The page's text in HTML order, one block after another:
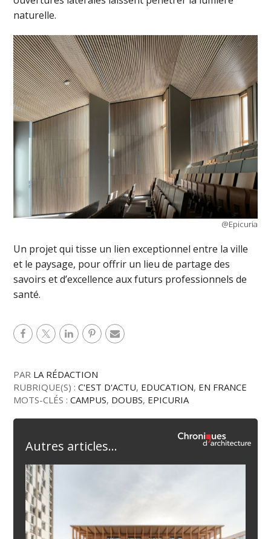
naturelle.
@Epicuria
Un projet qui tisse un lien excep­tion­nel entre la ville
et le paysage, pour offrir un lieu de partage des
savoirs et d’excellence aux futurs professionnels de
santé.
PAR LA RÉDACTION
RUBRIQUE(S) :C'EST D'ACTU, EDUCATION, EN FRANCE
MOTS-CLÉS :CAMPUS, DOUBS, EPICURIA
Autres articles...